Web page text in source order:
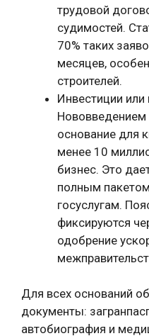
трудовой
судимостей.
70% таких
месяцев,
строителей.
Инвестиции или
Нововведением
основание для
менее 10
бизнес. Это
полным
госуслугам.
фиксируются
одобрение
Для всех оснований
документы:
автобиография и